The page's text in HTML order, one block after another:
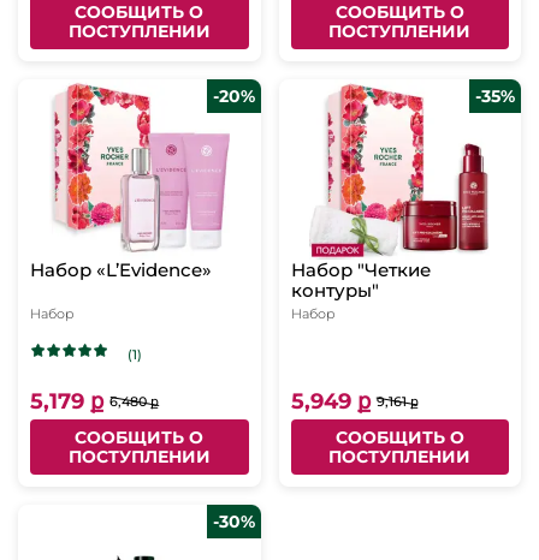
СООБЩИТЬ О
ПОСТУПЛЕНИИ
СООБЩИТЬ О
ПОСТУПЛЕНИИ
-20%
Набор «L’Evidence»
Набор
(1)
5,179 ք 6,480 ք
СООБЩИТЬ О
ПОСТУПЛЕНИИ
-35%
Набор "Четкие
контуры"
Набор
5,949 ք 9,161 ք
СООБЩИТЬ О
ПОСТУПЛЕНИИ
-30%